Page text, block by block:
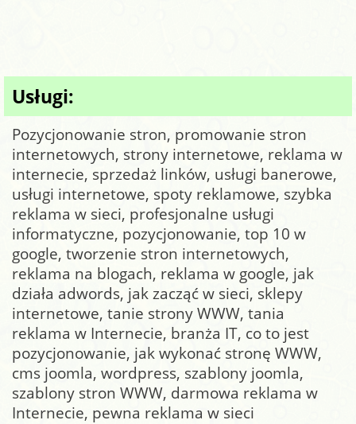
Usługi:
Pozycjonowanie stron, promowanie stron
internetowych, strony internetowe, reklama w
internecie, sprzedaż linków, usługi banerowe,
usługi internetowe, spoty reklamowe, szybka
reklama w sieci, profesjonalne usługi
informatyczne, pozycjonowanie, top 10 w
google, tworzenie stron internetowych,
reklama na blogach, reklama w google, jak
działa adwords, jak zacząć w sieci, sklepy
internetowe, tanie strony WWW, tania
reklama w Internecie, branża IT, co to jest
pozycjonowanie, jak wykonać stronę WWW,
cms joomla, wordpress, szablony joomla,
szablony stron WWW, darmowa reklama w
Internecie, pewna reklama w sieci